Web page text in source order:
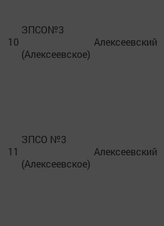
10
ЗПСО№3
(Алексеевское)
Алексеевский
11
ЗПСО №3
(Алексеевское)
Алексеевский